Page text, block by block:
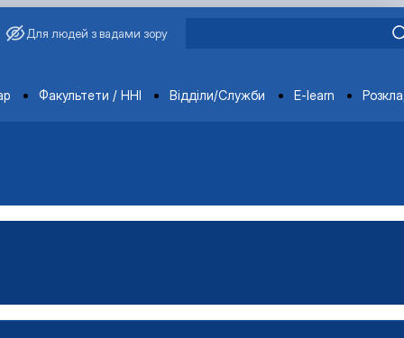
Для людей з вадами зору
Факультети / ННІ Відділи/Служби E-learn